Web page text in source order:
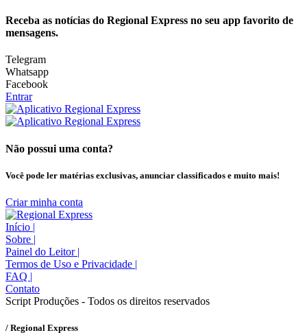
Receba as notícias do Regional Express no seu app favorito de
mensagens.
Telegram
Whatsapp
Facebook
Entrar
Não possui uma conta?
Você pode ler matérias exclusivas, anunciar classificados e muito mais!
Criar minha conta
Início |
Sobre |
Painel do Leitor |
Termos de Uso e Privacidade |
FAQ |
Contato
Script Produções - Todos os direitos reservados
/ Regional Express